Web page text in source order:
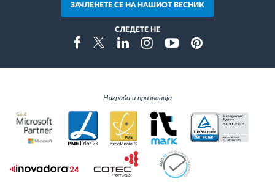
ЗАЧЛЕНЕТЕ СЕ НА НАШИОТ ВЕСНИК
СЛЕДЕТЕ НЕ
FacebookTwitterLinkedinInstragramYoutubePinterest
Награди и признанија